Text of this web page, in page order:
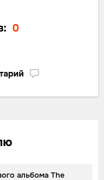
0
альбома The